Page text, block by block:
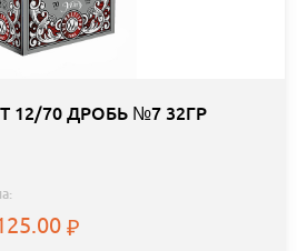
12/70 ДРОБЬ №7 32ГР